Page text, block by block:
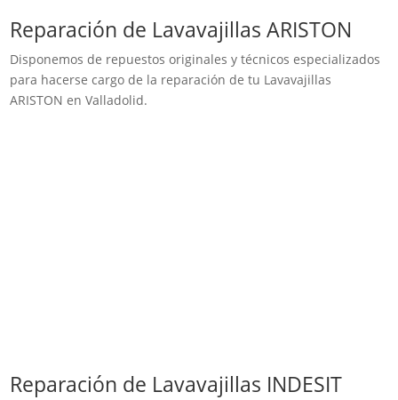
Reparación de Lavavajillas ARISTON
Disponemos de repuestos originales y técnicos especializados
para hacerse cargo de la reparación de tu Lavavajillas
ARISTON en Valladolid.
Reparación de Lavavajillas INDESIT